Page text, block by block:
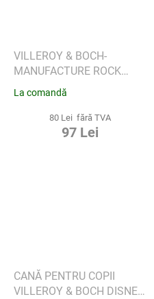
VILLEROY & BOCH-
MANUFACTURE ROCK
BLANC - FARFURIE DE
La comandă
80 Lei fără TVA
97 Lei
CANĂ PENTRU COPII
VILLEROY & BOCH DISNEY